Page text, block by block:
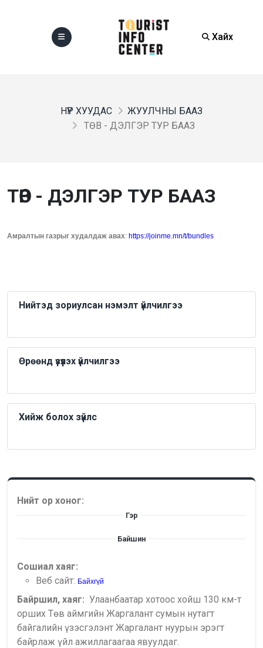
Хайх
НҮҮР ХУУДАС
ЖУУЛЧНЫ БААЗ
ТӨВ - ДЭЛГЭР ТУР БААЗ
ТӨВ - ДЭЛГЭР ТУР БААЗ
Амралтын газрыг худалдаж авах: https://joinme.mn/t/bundles
Нийтэд зориулсан нэмэлт үйлчилгээ
Өрөөнд үзүүлэх үйлчилгээ
Хийж болох зүйлс
Нийт ор хоног:
Гэр
Байшин
Сошиал хаяг:
Веб сайт: Байхгүй
Байршил, хаяг: Улаанбаатар хотоос хойш 130 км-т
орших Төв аймгийн Жаргалант сумын нутагт
байгалийн үзэсгэлэнт Жаргалант нуурын эрэгт
байрлаж үйл ажиллагаагаа явуулдаг.